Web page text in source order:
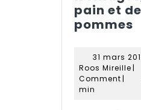
pain et de
pommes
31 mars
Roos Mireille |
Comment |
min